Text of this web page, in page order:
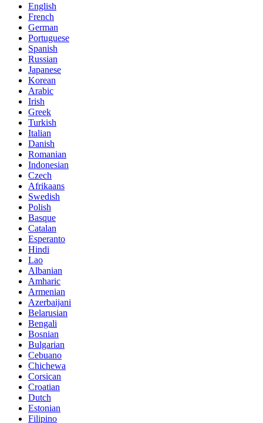
English
French
German
Portuguese
Spanish
Russian
Japanese
Korean
Arabic
Irish
Greek
Turkish
Italian
Danish
Romanian
Indonesian
Czech
Afrikaans
Swedish
Polish
Basque
Catalan
Esperanto
Hindi
Lao
Albanian
Amharic
Armenian
Azerbaijani
Belarusian
Bengali
Bosnian
Bulgarian
Cebuano
Chichewa
Corsican
Croatian
Dutch
Estonian
Filipino